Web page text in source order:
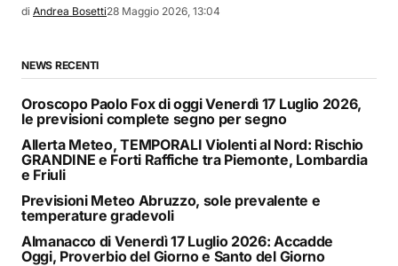
di Andrea Bosetti28 Maggio 2026, 13:04
NEWS RECENTI
Oroscopo Paolo Fox di oggi Venerdì 17 Luglio 2026,
le previsioni complete segno per segno
Allerta Meteo, TEMPORALI Violenti al Nord: Rischio
GRANDINE e Forti Raffiche tra Piemonte, Lombardia
e Friuli
Previsioni Meteo Abruzzo, sole prevalente e
temperature gradevoli
Almanacco di Venerdì 17 Luglio 2026: Accadde
Oggi, Proverbio del Giorno e Santo del Giorno